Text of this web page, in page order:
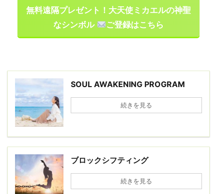
無料遠隔プレゼント！大天使ミカエルの神聖
なシンボル
ご登録はこちら
SOUL AWAKENING PROGRAM
続きを見る
ブロックシフティング
続きを見る